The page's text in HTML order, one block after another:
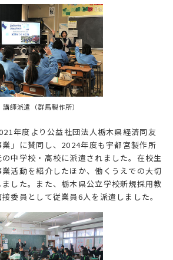
講師派遣（群馬製作所）
年度より公益社団法人栃木県経済同友
」に賛同し、2024年度も宇都宮製作所
中学校・高校に派遣されました。在校生
活動を紹介したほか、働くうえでの大切
した。また、栃木県公立学校新規採用教
委員として従業員6人を派遣しました。